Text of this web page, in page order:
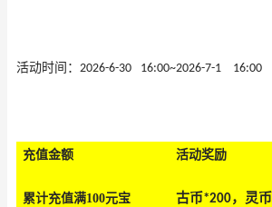
活动时间： 2026-6-30 16:00~2026-7-1 16:00
充值金额 活动奖励
累计充值满100元宝 古币*200， 灵币